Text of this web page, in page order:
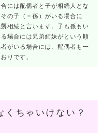
には配偶者と子が相続人とな
の子（＝孫）がいる場合に
相続と言います。子も孫もい
場合には兄弟姉妹がという順
がいる場合には、配偶者も一
りです。
くちゃいけない？